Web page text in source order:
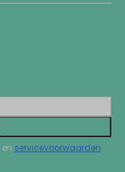
en servicevoorwaarden